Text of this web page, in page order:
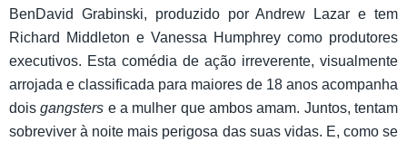
BenDavid Grabinski, produzido por Andrew Lazar e tem
Richard Middleton e Vanessa Humphrey como produtores
executivos. Esta comédia de ação irreverente, visualmente
arrojada e classificada para maiores de 18 anos acompanha
doisgangsters e a mulher que ambos amam. Juntos, tentam
sobreviver à noite mais perigosa das suas vidas. E, como se